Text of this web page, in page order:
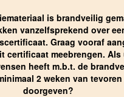
is brandveilig
vanzelfsprekend over
Graag vooraf
certificaat meebrengen. Als
heeft m.b.t. de
2 weken van
doorgeven?